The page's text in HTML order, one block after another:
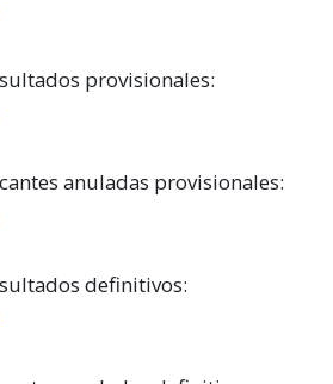
provisionales:
anuladas provisionales:
definitivos: